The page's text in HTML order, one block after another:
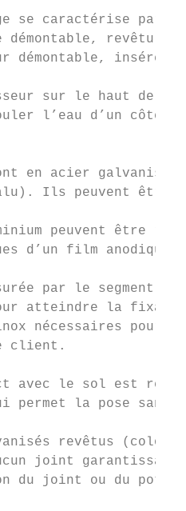
se caractérise par
démontable,
démontable,
sur le haut de la
l’eau d’un côté
en acier
Ils peuvent êtres
peuvent être
d’un film anodique
par le segment
atteindre la
nécessaires pour
client.
avec le sol est
permet la pose sans
revêtus
joint garantissant
du joint ou du